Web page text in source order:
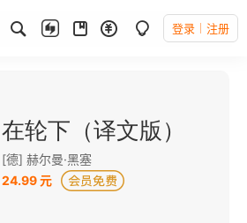
登录 注册
在轮下（译文版）
[德] 赫尔曼·黑塞
24.99 元